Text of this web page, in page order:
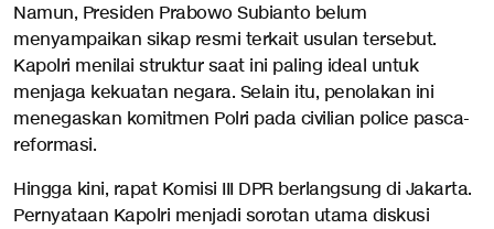
Namun, Presiden Prabowo Subianto belum
menyampaikan sikap resmi terkait usulan tersebut.
Kapolri menilai struktur saat ini paling ideal untuk
menjaga kekuatan negara. Selain itu, penolakan ini
menegaskan komitmen Polri pada civilian police pasca-
reformasi.
Hingga kini, rapat Komisi III DPR berlangsung di Jakarta.
Pernyataan Kapolri menjadi sorotan utama diskusi